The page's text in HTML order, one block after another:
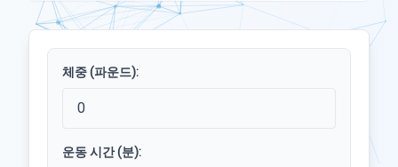
체중 (파운드):
운동 시간 (분):